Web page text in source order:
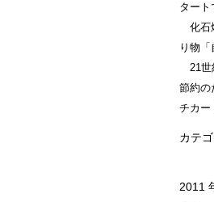
タート
化石
り物
21世
節約の
チカー
カテ
2011